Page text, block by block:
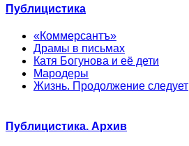
Публицистика
«Коммерсантъ»
Драмы в письмах
Катя Богунова и её дети
Мародеры
Жизнь. Продолжение следует
Публицистика. Архив